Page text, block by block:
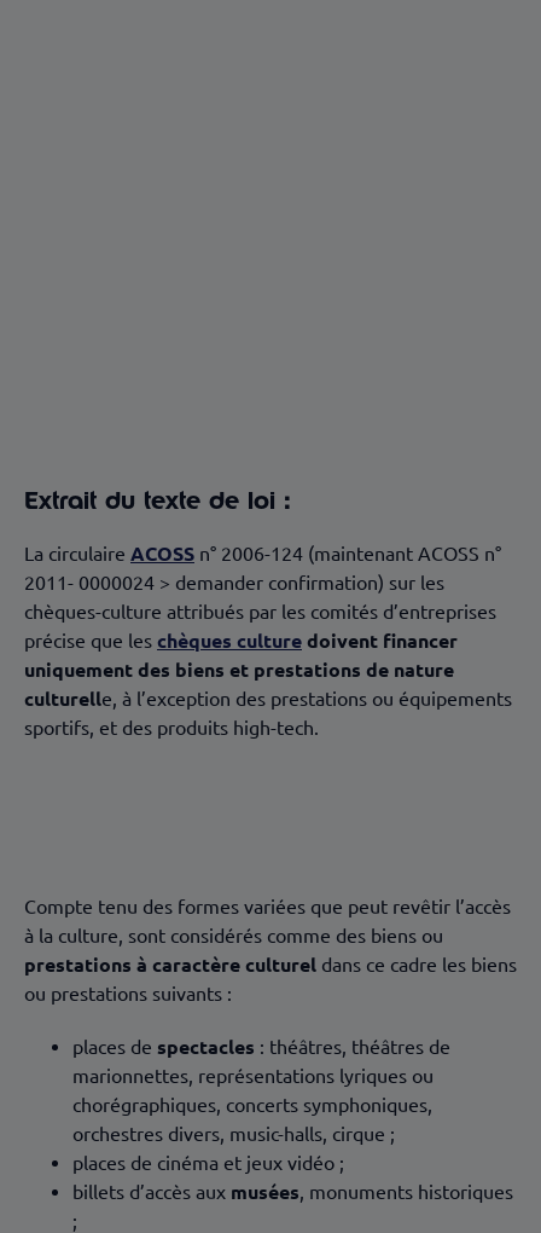
Extrait du texte de loi :
La circulaire ACOSS n° 2006-124 (maintenant ACOSS n°
2011- 0000024 > demander confirmation) sur les
chèques-culture attribués par les comités d’entreprises
précise que les chèques culture doivent financer
uniquement des biens et prestations de nature
culturelle, à l’exception des prestations ou équipements
sportifs, et des produits high-tech.
Compte tenu des formes variées que peut revêtir l’accès
à la culture, sont considérés comme des biens ou
prestations à caractère culturel dans ce cadre les biens
ou prestations suivants :
places de spectacles : théâtres, théâtres de
marionnettes, représentations lyriques ou
chorégraphiques, concerts symphoniques,
orchestres divers, music-halls, cirque ;
places de cinéma et jeux vidéo ;
billets d’accès aux musées , monuments historiques
;